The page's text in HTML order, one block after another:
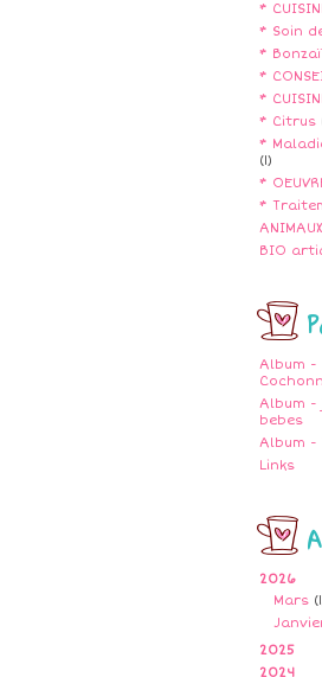
*
* Soin
* Bonzaï
*
*
* Citrus
*
(1)
*
*
ANIMAUX
BIO
Album -
Album
bebes
Album -
Links
2026
Mars
2025
2024